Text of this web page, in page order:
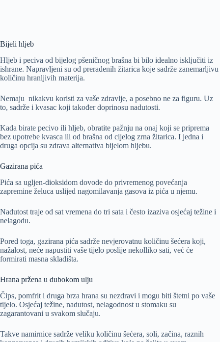
Bijeli hljeb
Hljeb i peciva od bijelog pšeničnog brašna bi bilo idealno isključiti iz
ishrane. Napravljeni su od prerađenih žitarica koje sadrže zanemarljivu
količinu hranljivih materija.
Nemaju nikakvu koristi za vaše zdravlje, a posebno ne za figuru. Uz
to, sadrže i kvasac koji također doprinosu nadutosti.
Kada birate pecivo ili hljeb, obratite pažnju na onaj koji se priprema
bez upotrebe kvasca ili od brašna od cijelog zrna žitarica. I jedna i
druga opcija su zdrava alternativa bijelom hljebu.
Gazirana pića
Pića sa ugljen-dioksidom dovode do privremenog povećanja
zapremine želuca uslijed nagomilavanja gasova iz pića u njemu.
Nadutost traje od sat vremena do tri sata i često izaziva osjećaj težine i
nelagodu.
Pored toga, gazirana pića sadrže nevjerovatnu količinu šećera koji,
nažalost, neće napustiti vaše tijelo poslije nekolliko sati, već će
formirati masna skladišta.
Hrana pržena u dubokom ulju
Čips, pomfrit i druga brza hrana su nezdravi i mogu biti štetni po vaše
tijelo. Osjećaj težine, nadutost, nelagodnost u stomaku su
zagarantovani u svakom slučaju.
Takve namirnice sadrže veliku količinu šećera, soli, začina, raznih